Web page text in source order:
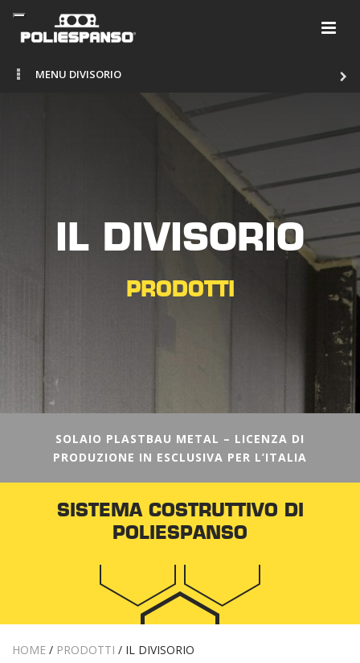
MENU DIVISORIO
IL DIVISORIO
PRODOTTI
SOLAIO PLASTBAU METAL – LICENZA DI
PRODUZIONE IN ESCLUSIVA PER L’ITALIA
SISTEMA COSTRUTTIVO DI
POLIESPANSO
HOME / PRODOTTI / IL DIVISORIO